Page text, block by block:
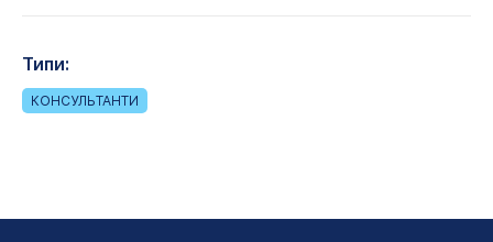
Типи:
КОНСУЛЬТАНТИ